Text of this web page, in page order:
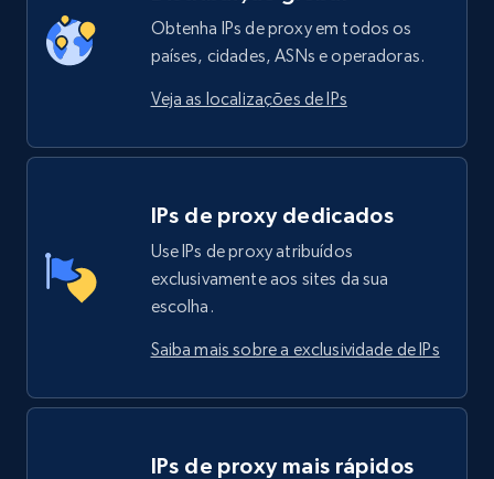
Obtenha IPs de proxy em todos os
países, cidades, ASNs e operadoras.
Veja as localizações de IPs
IPs de proxy dedicados
Use IPs de proxy atribuídos
exclusivamente aos sites da sua
escolha.
Saiba mais sobre a exclusividade de IPs
IPs de proxy mais rápidos